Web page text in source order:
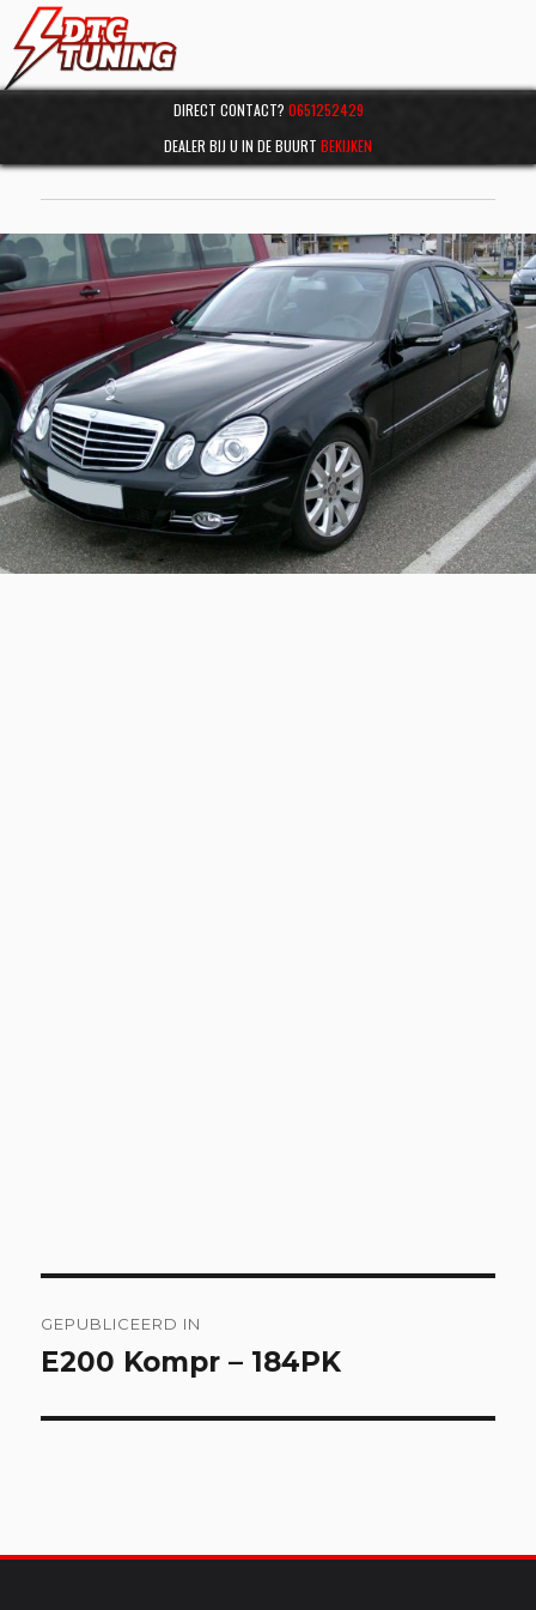
DIRECT CONTACT? 0651252429
DEALER BIJ U IN DE BUURT BEKIJKEN
navigatie
GEPUBLICEERD IN
E200 Kompr – 184PK